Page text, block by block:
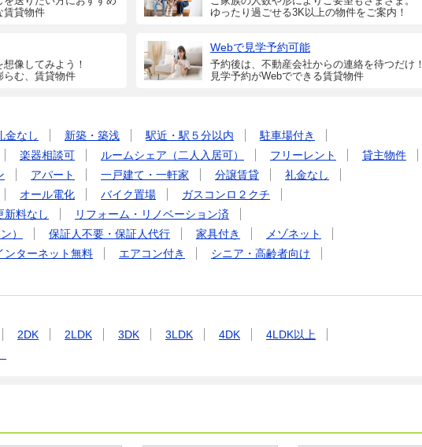
賃貸物件
ゆったり過ごせる3K以上の物件をご案内！
像してみよう！
らむ、賃貸物件
Webで見学予約可能
予約後は、不動産会社からの連絡を待つだけ！
見学予約がWebでできる賃貸物件
金なし 新築・築浅 駅近・駅５分以内
駐車場付き
楽器相談可 ルームシェア（二人入居可） フリーレント
貸主物件
アパート 一戸建て・一軒家 分譲賃貸
礼金なし
オール電化 バイク置場
ガスコンロ２クチ
新料なし
リフォーム・リノベーション済
）
保証人不要・保証人代行 家具付き
メゾネット
ンターネット無料 エアコン付き
シニア・高齢者向け
2DK 2LDK 3DK 3LDK 4DK
4LDK以上